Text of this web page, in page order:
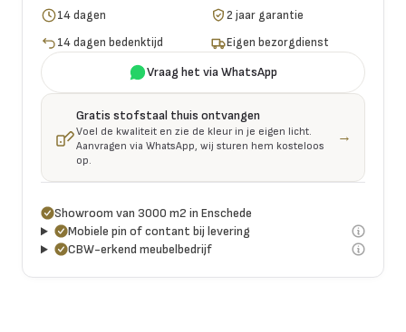
14 dagen
2 jaar garantie
14 dagen bedenktijd
Eigen bezorgdienst
Vraag het via WhatsApp
Gratis stofstaal thuis ontvangen
Voel de kwaliteit en zie de kleur in je eigen licht.
Aanvragen via WhatsApp, wij sturen hem kosteloos
op.
→
Showroom van 3000 m2 in Enschede
Mobiele pin of contant bij levering
CBW-erkend meubelbedrijf